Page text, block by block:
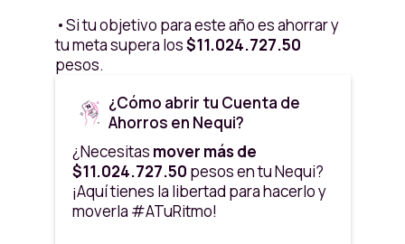
•Si tu objetivo para este año es ahorrar y
tu meta supera los$11.024.727.50
pesos.
¿Cómo abrir tu Cuenta de
Ahorros en Nequi?
¿Necesitas mover más de
$11.024.727.50 pesos en tu Nequi?
¡Aquí tienes la libertad para hacerlo y
moverla #ATuRitmo!